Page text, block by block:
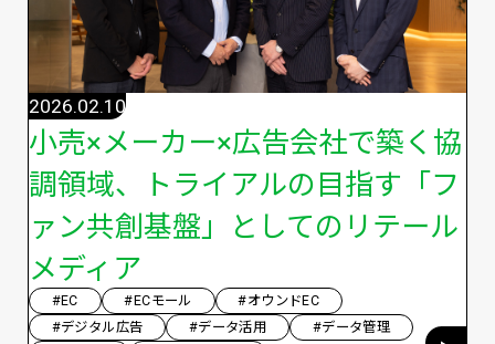
小売×メーカー×広告会社で築く協
調領域、トライアルの目指す「フ
ァン共創基盤」としてのリテール
メディア
2026.02.10
#EC #ECモール
#オウンドEC
#デジタル広告
#データ活用
#データ管理